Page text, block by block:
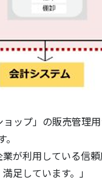
ップ」の販売管理
が利用している信
足しています。」